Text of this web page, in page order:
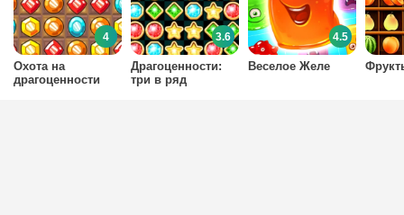
Охота на
драгоценности
4
Драгоценности:
три в ряд
3.6
Веселое Желе
4.5